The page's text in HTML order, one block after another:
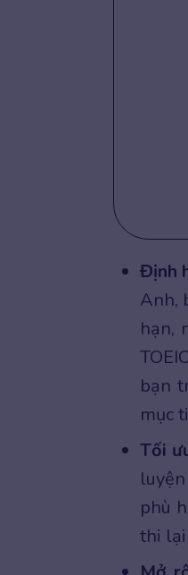
Định
Anh,
hạn,
bạn
mục
Tối
phù
thi lại